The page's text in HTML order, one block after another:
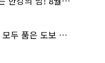
호수·예술·미식 모두 품은 도보 코스! 서울식물원~LG아트센터~마곡테라스거리